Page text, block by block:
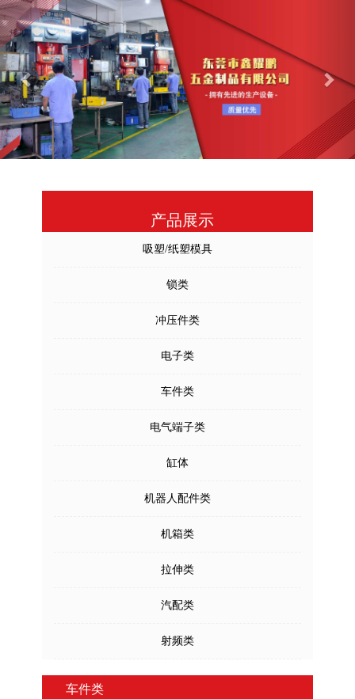
Previous
产品展示
吸塑/纸塑模具
锁类
冲压件类
电子类
车件类
电气端子类
缸体
机器人配件类
机箱类
拉伸类
汽配类
射频类
车件类